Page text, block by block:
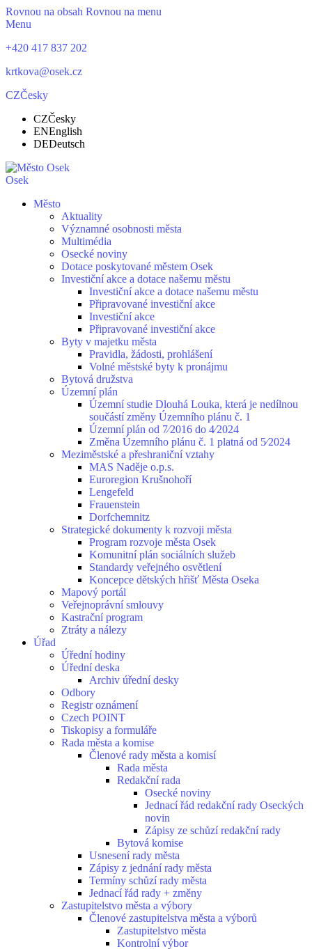
Rovnou na obsah Rovnou na menu
Menu
+420 417 837 202
krtkova@osek.cz
CZČesky
CZČesky
ENEnglish
DEDeutsch
Osek
Město
Aktuality
Významné osobnosti města
Multimédia
Osecké noviny
Dotace poskytované městem Osek
Investiční akce a dotace našemu městu
Investiční akce a dotace našemu městu
Připravované investiční akce
Investiční akce
Připravované investiční akce
Byty v majetku města
Pravidla, žádosti, prohlášení
Volné městské byty k pronájmu
Bytová družstva
Územní plán
Územní studie Dlouhá Louka, která je nedílnou
součástí změny Územního plánu č. 1
Územní plán od 7⁄2016 do 4⁄2024
Změna Územního plánu č. 1 platná od 5⁄2024
Meziměstské a přeshraniční vztahy
MAS Naděje o.p.s.
Euroregion Krušnohoří
Lengefeld
Frauenstein
Dorfchemnitz
Strategické dokumenty k rozvoji města
Program rozvoje města Osek
Komunitní plán sociálních služeb
Standardy veřejného osvětlení
Koncepce dětských hřišť Města Oseka
Mapový portál
Veřejnoprávní smlouvy
Kastrační program
Ztráty a nálezy
Úřad
Úřední hodiny
Úřední deska
Archiv úřední desky
Odbory
Registr oznámení
Czech POINT
Tiskopisy a formuláře
Rada města a komise
Členové rady města a komisí
Rada města
Redakční rada
Osecké noviny
Jednací řád redakční rady Oseckých
novin
Zápisy ze schůzí redakční rady
Bytová komise
Usnesení rady města
Zápisy z jednání rady města
Termíny schůzí rady města
Jednací řád rady + změny
Zastupitelstvo města a výbory
Členové zastupitelstva města a výborů
Zastupitelstvo města
Kontrolní výbor